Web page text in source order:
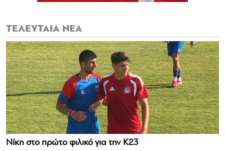
ΤΕΛΕΥΤΑΙΑ ΝΕΑ
Νίκη στο πρώτο φιλικό για την Κ23